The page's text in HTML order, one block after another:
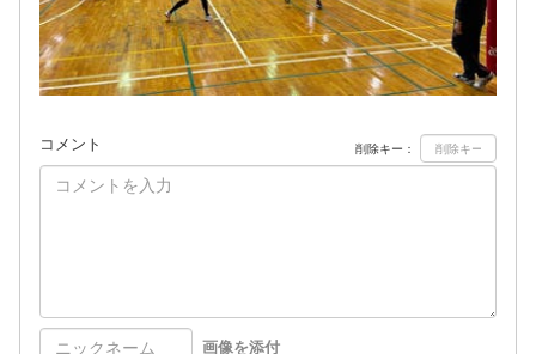
コメント 削除キー：
画像を添付